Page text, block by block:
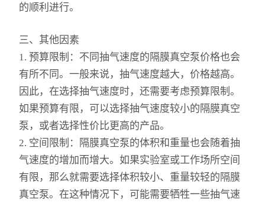
真空干燥箱
循环水真空泵
电子天平
超声波清洗机
SX2系列电阻炉
的顺利进行。
三、其他因素
1. 预算限制：不同抽气速度的隔膜真空泵价格也会
有所不同。一般来说，抽气速度越大，价格越高。
因此，在选择抽气速度时，还需要考虑预算限制。
如果预算有限，可以选择抽气速度较小的隔膜真空
泵，或者选择性价比更高的产品。
2. 空间限制：隔膜真空泵的体积和重量也会随着抽
气速度的增加而增大。如果实验室或工作场所空间
有限，那么就需要选择体积较小、重量较轻的隔膜
真空泵。在这种情况下，可能需要牺牲一些抽气速